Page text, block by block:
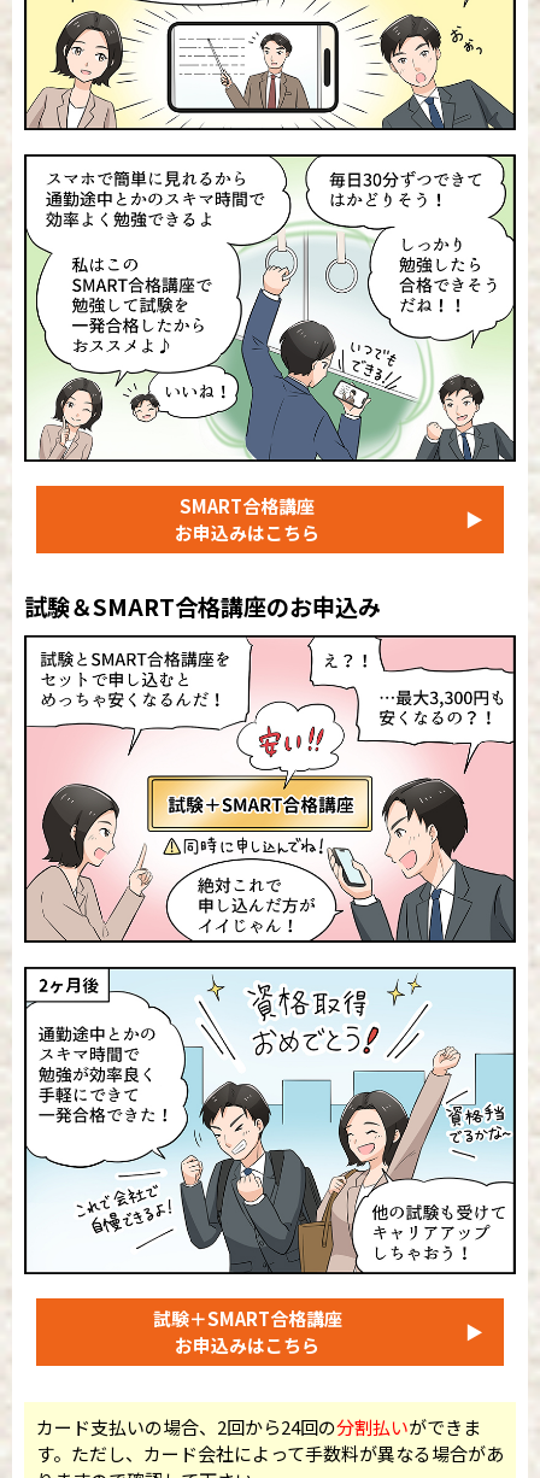
SMART合格講座
お申込みはこちら
▶
試験＆SMART合格講座のお申込み
試験＋SMART合格講座
お申込みはこちら
▶
カード支払いの場合、2回から24回の分割払いができま
す。ただし、カード会社によって手数料が異なる場合があ